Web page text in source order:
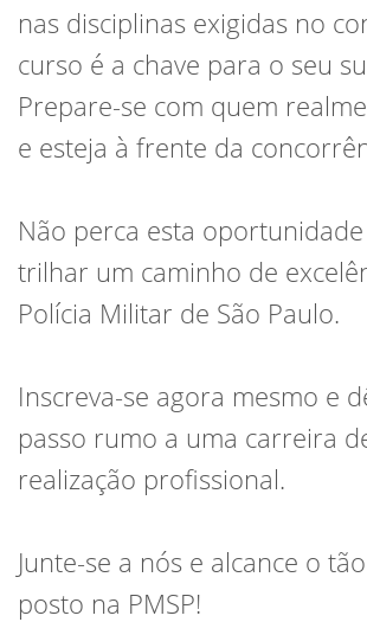
nas disciplinas exigidas no
curso é a chave para o seu
Prepare-se com quem
e esteja à frente da
Não perca esta
trilhar um caminho de
Polícia Militar de São Paulo.
Inscreva-se agora mesmo e
passo rumo a uma carreira
realização profissional.
Junte-se a nós e alcance o
posto na PMSP!